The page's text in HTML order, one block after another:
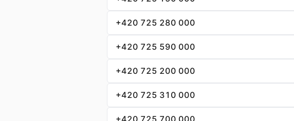
+420 725 280 000
+420 725 590 000
+420 725 200 000
+420 725 310 000
+420 725 700 000